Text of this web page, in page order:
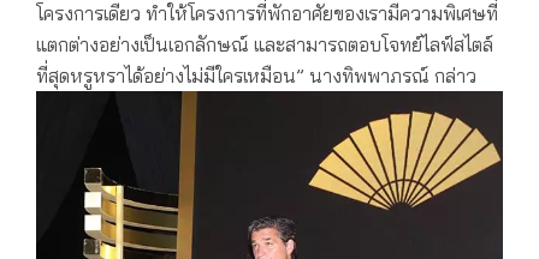
โครงการเดียว ทำให้โครงการที่พักอาศัยของเรามีความพิเศษที่
แตกต่างอย่างเป็นเอกลักษณ์ และสามารถตอบโจทย์ไลฟ์สไตล์
ที่สุดหรูหราได้อย่างไม่มีใครเหมือน” นางทิพพาภรณ์ กล่าว